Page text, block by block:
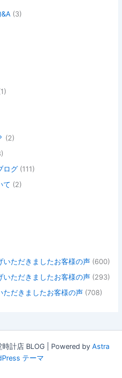
(3)
(2)
ログ (111)
て (2)
いただきましたお客様の声 (600)
いただきましたお客様の声 (293)
ただきましたお客様の声 (708)
計店 BLOG | Powered by Astra
テーマ